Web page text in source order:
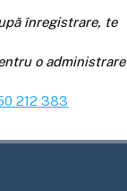
înregistrare, te
o administrare
212 383